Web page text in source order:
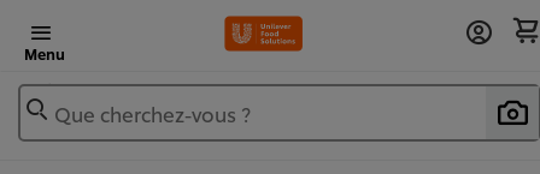
Menu
Que cherchez-vous ?